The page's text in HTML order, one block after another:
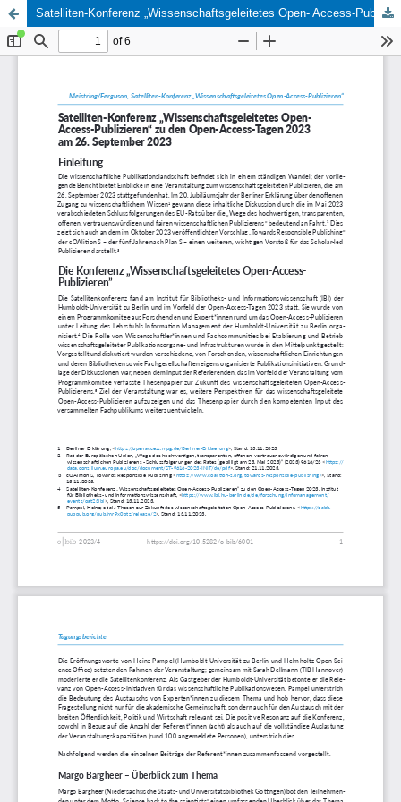
Satelliten-Konferenz „Wissenschaftsgeleitetes Open- Access-Publizieren“ zu den Open-Access-Tagen 2023 am 26. September 2023